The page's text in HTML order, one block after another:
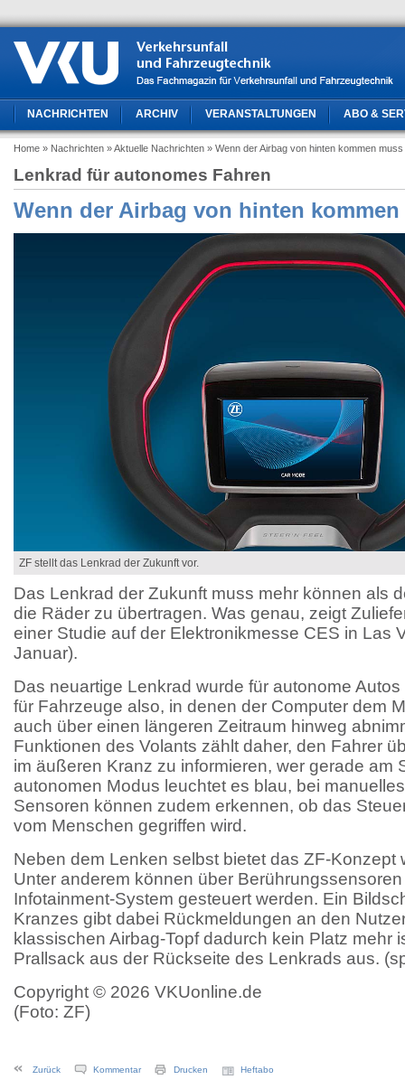
NACHRICHTEN ARCHIV VERANSTALTUNGEN ABO &
Home » Nachrichten » Aktuelle Nachrichten » Wenn der Airbag von hinten kommen muss
Lenkrad für autonomes Fahren
Wenn der Airbag von hinten kommen
ZF stellt das Lenkrad der Zukunft vor.
Das Lenkrad der Zukunft muss mehr können als
die Räder zu übertragen. Was genau, zeigt
einer Studie auf der Elektronikmesse CES in Las
Januar).
Das neuartige Lenkrad wurde für autonome
für Fahrzeuge also, in denen der Computer dem
auch über einen längeren Zeitraum hinweg
Funktionen des Volants zählt daher, den Fahrer
im äußeren Kranz zu informieren, wer gerade am
autonomen Modus leuchtet es blau, bei
Sensoren können zudem erkennen, ob das
vom Menschen gegriffen wird.
Neben dem Lenken selbst bietet das ZF-Konzept
Unter anderem können über
Infotainment-System gesteuert werden. Ein
Kranzes gibt dabei Rückmeldungen an den
klassischen Airbag-Topf dadurch kein Platz mehr
Prallsack aus der Rückseite des Lenkrads aus.
Copyright © 2026 VKUonline.de
(Foto: ZF)
Zurück Kommentar Drucken Heftabo